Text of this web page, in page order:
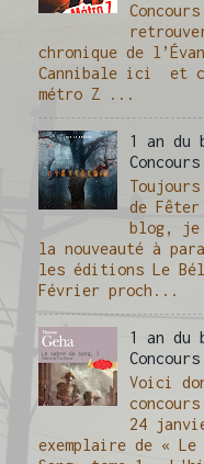
chronique de
Cannibale ici et
métro Z ...
1 an du
de
blog, je
la nouveauté à
les éditions Le
Février proch...
1 an du
Concours
Voici
24
exemplaire de « Le